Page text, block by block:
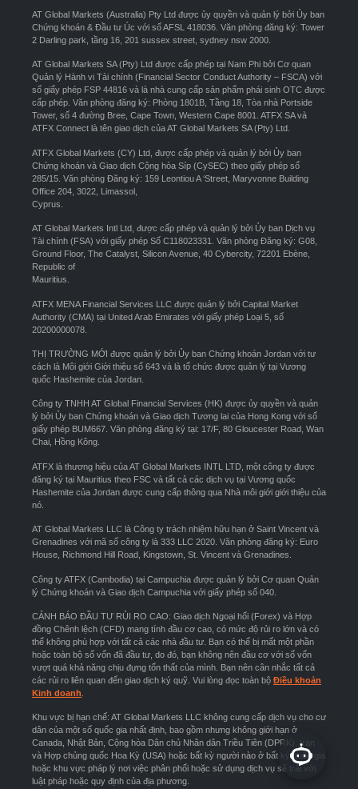
AT Global Markets (Australia) Pty Ltd được ủy quyền và quản lý bởi Ủy ban
Chứng khoán & Đầu tư Úc với số AFSL 418036. Văn phòng đăng ký: Tower
2 Darling park, tầng 16, 201 sussex street, sydney nsw 2000.
AT Global Markets SA (Pty) Ltd được cấp phép tại Nam Phi bởi Cơ quan
Quản lý Hành vi Tài chính (Financial Sector Conduct Authority – FSCA) với
số giấy phép FSP 44816 và là nhà cung cấp sản phẩm phái sinh OTC được
cấp phép. Văn phòng đăng ký: Phòng 1801B, Tầng 18, Tòa nhà Portside
Tower, số 4 đường Bree, Cape Town, Western Cape 8001. ATFX SA và
ATFX Connect là tên giao dịch của AT Global Markets SA (Pty) Ltd.
ATFX Global Markets (CY) Ltd, được cấp phép và quản lý bởi Ủy ban
Chứng khoán và Giao dịch Cộng hòa Síp (CySEC) theo giấy phép số
285/15. Văn phòng Đăng ký: 159 Leontiou A ‘Street, Maryvonne Building
Office 204, 3022, Limassol,
Cyprus.
AT Global Markets Intl Ltd, được cấp phép và quản lý bởi Ủy ban Dịch vụ
Tài chính (FSA) với giấy phép Số C118023331. Văn phòng Đăng ký: G08,
Ground Floor, The Catalyst, Silicon Avenue, 40 Cybercity, 72201 Ebène,
Republic of
Mauritius.
ATFX MENA Financial Services LLC được quản lý bởi Capital Market
Authority (CMA) tại United Arab Emirates với giấy phép Loại 5, số
20200000078.
THỊ TRƯỜNG MỚI được quản lý bởi Ủy ban Chứng khoán Jordan với tư
cách là Môi giới Giới thiệu số 643 và là tổ chức được quản lý tại Vương
quốc Hashemite của Jordan.
Công ty TNHH AT Global Financial Services (HK) được ủy quyền và quản
lý bởi Ủy ban Chứng khoán và Giao dịch Tương lai của Hong Kong với số
giấy phép BUM667. Văn phòng đăng ký tại: 17/F, 80 Gloucester Road, Wan
Chai, Hồng Kông.
ATFX là thương hiệu của AT Global Markets INTL LTD, một công ty được
đăng ký tại Mauritius theo FSC và tất cả các dịch vụ tại Vương quốc
Hashemite của Jordan được cung cấp thông qua Nhà môi giới giới thiệu của
nó.
AT Global Markets LLC là Công ty trách nhiệm hữu hạn ở Saint Vincent và
Grenadines với mã số công ty là 333 LLC 2020. Văn phòng đăng ký: Euro
House, Richmond Hill Road, Kingstown, St. Vincent và Grenadines.
Công ty ATFX (Cambodia) tại Campuchia được quản lý bởi Cơ quan Quản
lý Chứng khoán và Giao dịch Campuchia với giấy phép số 040.
CẢNH BÁO ĐẦU TƯ RỦI RO CAO: Giao dịch Ngoại hối (Forex) và Hợp
đồng Chênh lệch (CFD) mang tính đầu cơ cao, có mức độ rủi ro lớn và có
thể không phù hợp với tất cả các nhà đầu tư. Bạn có thể bị mất một phần
hoặc toàn bộ số vốn đã đầu tư, do đó, bạn không nên đầu cơ với số vốn
vượt quá khả năng chịu đựng tổn thất của mình. Bạn nên cân nhắc tất cả
các rủi ro liên quan đến giao dịch ký quỹ. Vui lòng đọc toàn bộ Điều khoản
Kinh doanh
Khu vực bị hạn chế: AT Global Markets LLC không cung cấp dịch vụ cho cư
dân của một số quốc gia nhất định, bao gồm nhưng không giới hạn ở
Canada, Nhật Bản, Cộng hòa Dân chủ Nhân dân Triều Tiên (DPRK), Iran
và Hợp chủng quốc Hoa Kỳ (USA) hoặc bất kỳ người nào ở bất kỳ quốc gia
hoặc khu vực pháp lý nơi việc phân phối hoặc sử dụng dịch vụ sẽ trái với
luật pháp hoặc quy định của địa phương.